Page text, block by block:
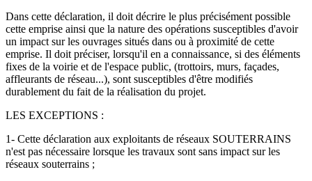
Dans cette déclaration, il doit décrire le plus précisément possible
cette emprise ainsi que la nature des opérations susceptibles d'avoir
un impact sur les ouvrages situés dans ou à proximité de cette
emprise. Il doit préciser, lorsqu'il en a connaissance, si des éléments
fixes de la voirie et de l'espace public, (trottoirs, murs, façades,
affleurants de réseau...), sont susceptibles d'être modifiés
durablement du fait de la réalisation du projet.
LES EXCEPTIONS :
1- Cette déclaration aux exploitants de réseaux SOUTERRAINS
n'est pas nécessaire lorsque les travaux sont sans impact sur les
réseaux souterrains ;